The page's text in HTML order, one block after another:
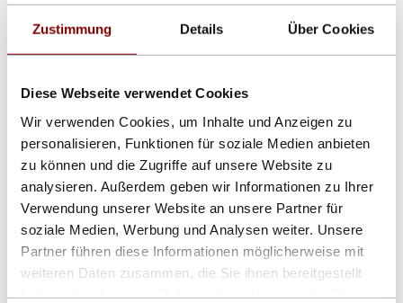
Zustimmung Details Über Cookies
Diese Webseite verwendet Cookies
Wir verwenden Cookies, um Inhalte und Anzeigen zu
personalisieren, Funktionen für soziale Medien anbieten
zu können und die Zugriffe auf unsere Website zu
analysieren. Außerdem geben wir Informationen zu Ihrer
Verwendung unserer Website an unsere Partner für
soziale Medien, Werbung und Analysen weiter. Unsere
Partner führen diese Informationen möglicherweise mit
weiteren Daten zusammen, die Sie ihnen bereitgestellt
„Mit der Einführung dieser neuen LED-Anzeige reagieren wir auf
das Feedback unserer Kunden, die sich eine noch flexiblere Lösung
gewünscht haben. Die neue Ziffernhöhe von 5 cm ermöglicht eine
die bewährte Qualität und Funktionalität unserer Produkte
verzichten zu müssen“, erklärt Harald Schlorff, Geschäftsführer der
Daylite Informationssysteme GmbH.
Neben der neuen 5-cm-Anzeige bietet Daylite eine breite Auswahl
an LED-Uhren und Temperaturanzeigen mit verschiedenen
Ziffernhöhen und technischen Spezifikationen an. Kunden können
zwischen Modellen mit fester oder variabler Schrifthöhe wählen, die
sowohl für Indoor- als auch Outdoor-Anwendungen geeignet sind.
Alle Produkte zeichnen sich durch hohe Präzision, Langlebigkeit
und eine einfache Integration in bestehende Systeme aus.
Die neue LED-Anzeige mit 5 cm Ziffernhöhe ist ab sofort